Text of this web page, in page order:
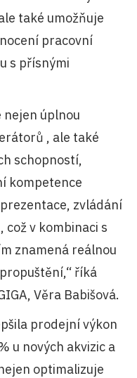
také umožňuje
pracovní
s přísnými
nejen úplnou
, ale také
schopností,
kompetence
zvládání
v kombinaci s
znamená reálnou
říká
Věra Babišová.
prodejní výkon
u nových akvizic a
optimalizuje